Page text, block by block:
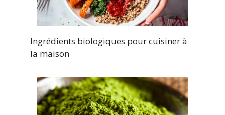
Ingrédients biologiques pour cuisiner à
la maison